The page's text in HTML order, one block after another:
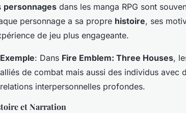
personnages dans les manga RPG sont
personnage a sa propre histoire, ses
de jeu plus engageante.
Exemple: Dans Fire Emblem: Three Houses,
alliés de combat mais aussi des individus avec
relations interpersonnelles profondes.
et Narration